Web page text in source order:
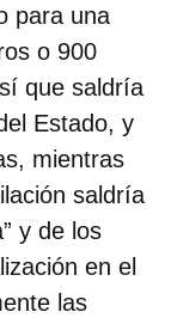
para una
o 900
que saldría
Estado, y
mientras
saldría
y de los
en el
las